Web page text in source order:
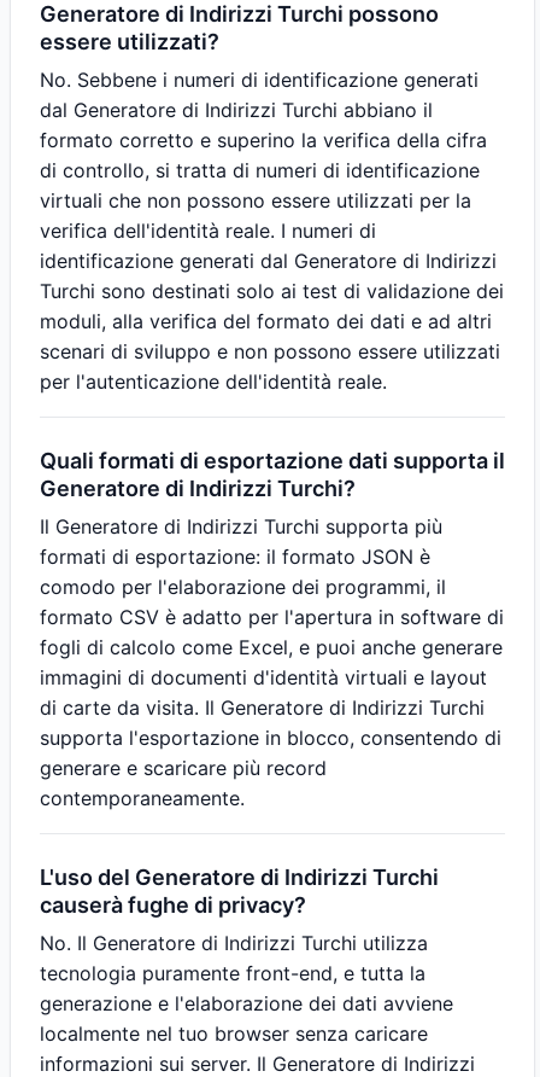
Generatore di Indirizzi Turchi possono
essere utilizzati?
No. Sebbene i numeri di identificazione generati
dal Generatore di Indirizzi Turchi abbiano il
formato corretto e superino la verifica della cifra
di controllo, si tratta di numeri di identificazione
virtuali che non possono essere utilizzati per la
verifica dell'identità reale. I numeri di
identificazione generati dal Generatore di Indirizzi
Turchi sono destinati solo ai test di validazione dei
moduli, alla verifica del formato dei dati e ad altri
scenari di sviluppo e non possono essere utilizzati
per l'autenticazione dell'identità reale.
Quali formati di esportazione dati supporta il
Generatore di Indirizzi Turchi?
Il Generatore di Indirizzi Turchi supporta più
formati di esportazione: il formato JSON è
comodo per l'elaborazione dei programmi, il
formato CSV è adatto per l'apertura in software di
fogli di calcolo come Excel, e puoi anche generare
immagini di documenti d'identità virtuali e layout
di carte da visita. Il Generatore di Indirizzi Turchi
supporta l'esportazione in blocco, consentendo di
generare e scaricare più record
contemporaneamente.
L'uso del Generatore di Indirizzi Turchi
causerà fughe di privacy?
No. Il Generatore di Indirizzi Turchi utilizza
tecnologia puramente front-end, e tutta la
generazione e l'elaborazione dei dati avviene
localmente nel tuo browser senza caricare
informazioni sui server. Il Generatore di Indirizzi